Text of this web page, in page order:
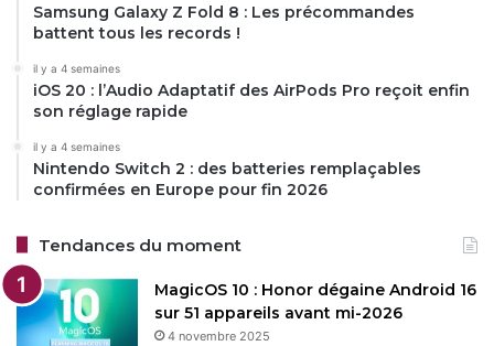
Samsung Galaxy Z Fold 8 : Les précommandes
battent tous les records !
il y a 4 semaines
iOS 20 : l’Audio Adaptatif des AirPods Pro reçoit enfin
son réglage rapide
il y a 4 semaines
Nintendo Switch 2 : des batteries remplaçables
confirmées en Europe pour fin 2026
Tendances du moment
MagicOS 10 : Honor dégaine Android 16
sur 51 appareils avant mi-2026
4 novembre 2025